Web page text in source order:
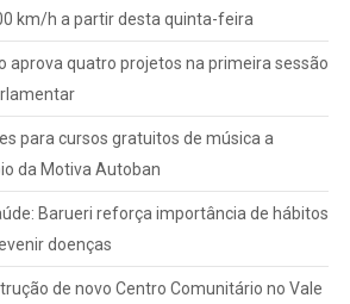
km/h a partir desta quinta-feira
aprova quatro projetos na primeira sessão
para cursos gratuitos de música a
da Motiva Autoban
Barueri reforça importância de hábitos
doenças
de novo Centro Comunitário no Vale